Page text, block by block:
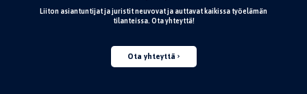
Liiton asiantuntijat ja juristit neuvovat ja auttavat kaikissa työelämän
tilanteissa. Ota yhteyttä!
Ota yhteyttä